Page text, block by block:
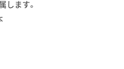
ます。